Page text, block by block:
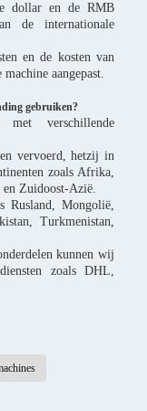
dollar en de RMB
de internationale
en de kosten van
aangepast.
gebruiken?
met verschillende
vervoerd, hetzij in
zoals Afrika,
Zuidoost-Azië.
Rusland, Mongolië,
Turkmenistan,
kunnen wij
zoals DHL,